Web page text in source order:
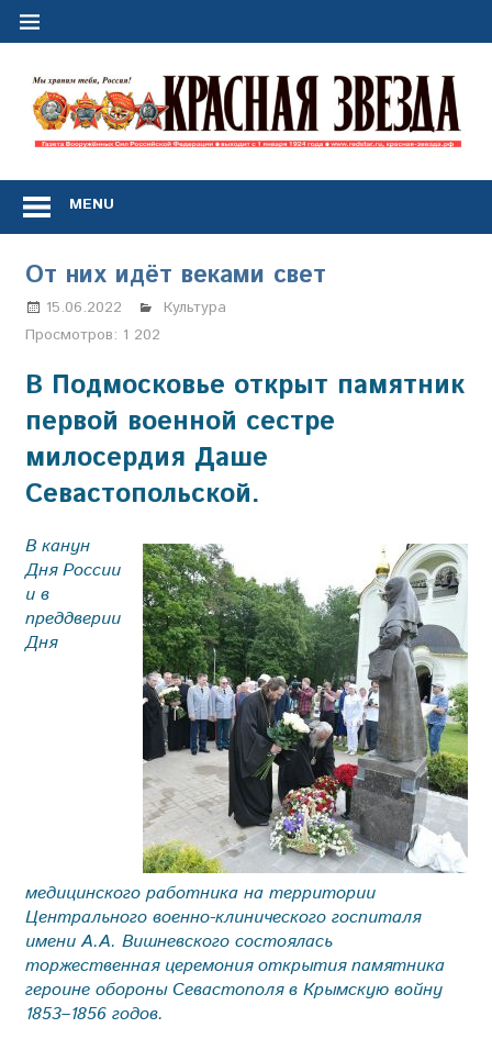
Перейти
Сил
Российской
Федерации
*
выходит
с
января
1924
года
MENU
От них идёт веками свет
15.06.2022 Марина Щербакова
Культура
Просмотров: 1 202
В Подмосковье открыт памятник
первой военной сестре
милосердия Даше
Севастопольской.
В канун
Дня России
и в
преддверии
Дня
медицинского работника на территории
Центрального военно-клинического госпиталя
имени А.А. Вишневского состоялась
торжественная церемония открытия памятника
героине обороны Севастополя в Крымскую войну
1853–1856 годов.